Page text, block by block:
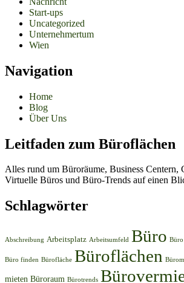
Start-ups
Uncategorized
Unternehmertum
Wien
Navigation
Home
Blog
Über Uns
Leitfaden zum Büroflächen
Alles rund um Büroräume, Business Centern,
Virtuelle Büros und Büro-Trends auf einen
Schlagwörter
Abschreibung Arbeitsplatz Arbeitsumfeld Büro
Büro finden Bürofläche Büroflächen
mieten Büroraum Bürotrends